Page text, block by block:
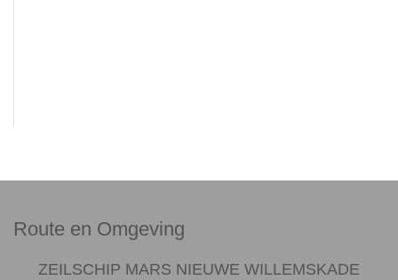
Route en Omgeving
ZEILSCHIP MARS NIEUWE WILLEMSKADE